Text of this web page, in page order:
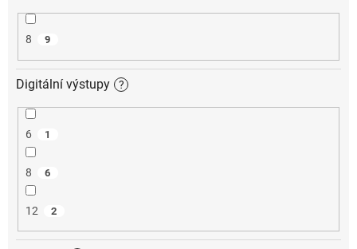
8 9
Digitální výstupy ?
6 1
8 6
12 2